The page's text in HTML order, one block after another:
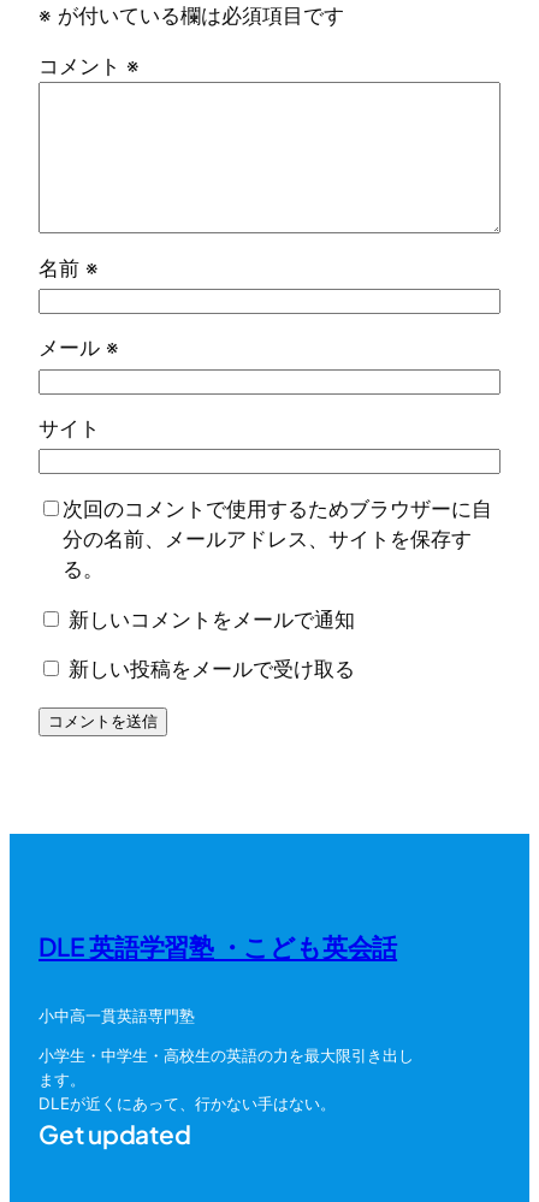
※ が付いている欄は必須項目です
コメント ※
名前 ※
メール ※
サイト
次回のコメントで使用するためブラウザーに自
分の名前、メールアドレス、サイトを保存す
る。
新しいコメントをメールで通知
新しい投稿をメールで受け取る
DLE 英語学習塾 ・こども英会話
小中高一貫英語専門塾
小学生・中学生・高校生の英語の力を最大限引き出し
ます。
DLEが近くにあって、行かない手はない。
Get updated